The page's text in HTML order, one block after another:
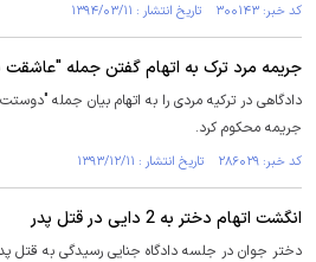
کد خبر: ۳۰۰۱۴۳ تاریخ انتشار : ۱۳۹۴/۰۳/۱۱
جریمه مرد ترک به اتهام گفتن جمله
دادگاهی در ترکیه مردی را به اتهام بیان جمله
جریمه محکوم کرد.
کد خبر: ۲۸۶۰۲۹ تاریخ انتشار : ۱۳۹۳/۱۲/۱۱
انگشت اتهام دختر به 2 دایی در قتل پدر
دختر جوان در جلسه دادگاه جنایی رسیدگی به قتل